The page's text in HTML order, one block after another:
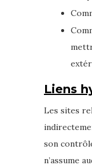
Liens
Les sites
son
n’assume